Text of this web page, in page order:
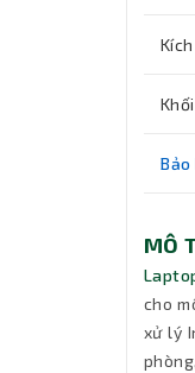
MÔ
cho
xử lý